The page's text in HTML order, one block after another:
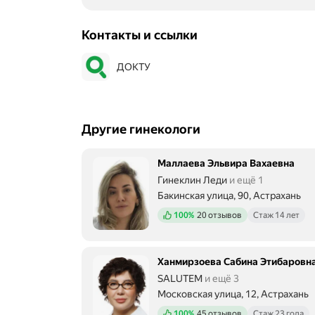
Контакты и ссылки
ДОКТУ
Другие гинекологи
Маллаева Эльвира Вахаевна
Гинеклин Леди и ещё 1
Бакинская улица, 90, Астрахань
Положительных отзывов
100% 20 отзывов Стаж 14 лет
Ханмирзоева Сабина
SALUTEM и ещё 3
Московская улица, 12, Астрахань
Положительных отзывов